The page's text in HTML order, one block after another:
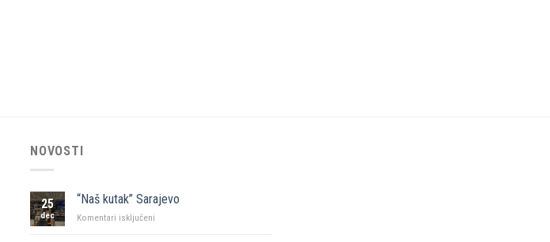
NOVOSTI
25
dec
“Naš kutak” Sarajevo
Komentari isključeni